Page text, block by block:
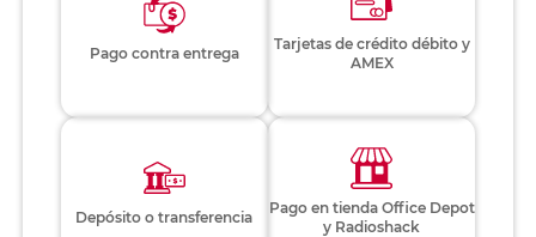
Pago contra entrega
Tarjetas de crédito débito y
AMEX
Depósito o transferencia
Pago en tienda Office Depot
y Radioshack